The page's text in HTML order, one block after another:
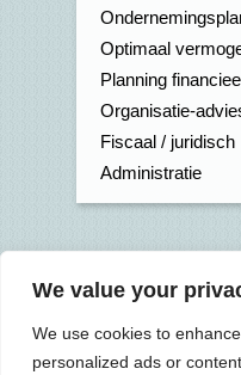
We value your
We use cookies to
personalized ads or
Optimaal
Planning
Organisatie-
Fiscaal / juridisch
Administratie
Onze kantoren